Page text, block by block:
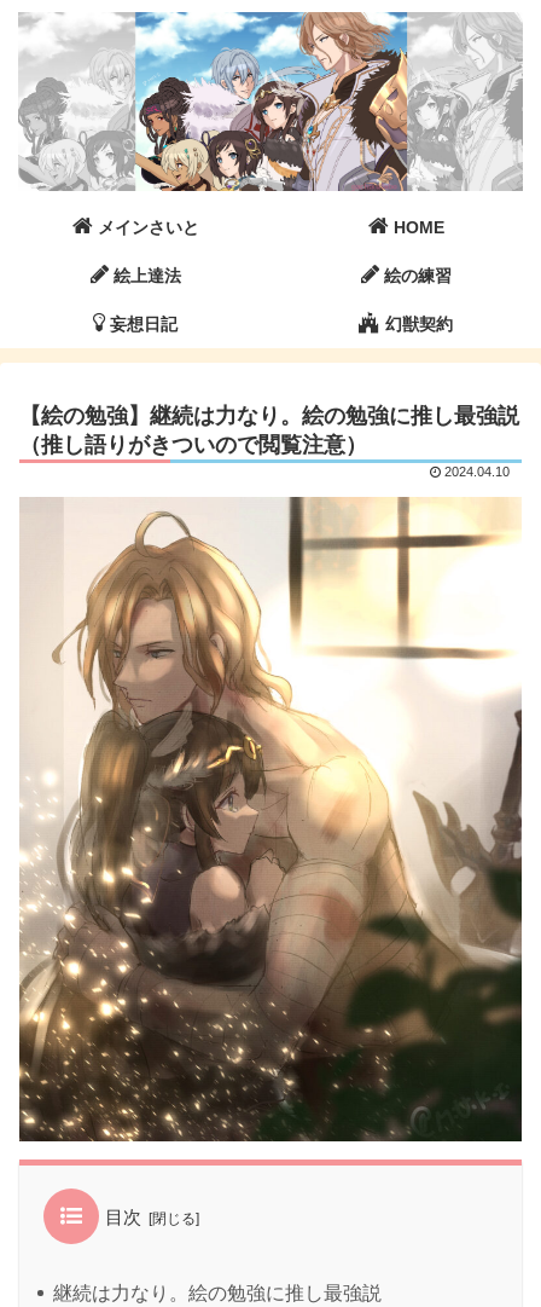
メインさいと HOME
絵上達法 絵の練習
妄想日記 幻獣契約
【絵の勉強】継続は力なり。絵の勉強に推し最強説
（推し語りがきついので閲覧注意）
2024.04.10
目次
継続は力なり。絵の勉強に推し最強説